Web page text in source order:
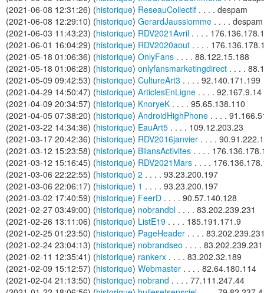
(2021-06-08 12:31:26) (historique) ReseauCollectif . . . . despam
(2021-06-08 12:29:10) (historique) GerardJaussiomme . . . . despam
(2021-06-03 11:43:23) (historique) RDV2021Avril . . . .
(2021-06-01 16:04:29) (historique) RDV2020aout . . . .
(2021-05-18 01:06:36) (historique) OnlyFans . . . . 88.122.15.188
(2021-05-18 01:06:28) (historique) onlyfansmarketingdirect . . . .
(2021-05-09 09:42:53) (historique) CultureArt3 . . . . 92.140.171.199
(2021-04-29 14:50:47) (historique) ArticlesEnLigne . . . . 92.167.9.14
(2021-04-09 20:34:57) (historique) KnoryeK . . . . 95.65.138.110
(2021-04-05 07:38:20) (historique) AndroidHighPhone . . . .
(2021-03-22 14:34:36) (historique) EauArt5 . . . . 109.12.203.23
(2021-03-17 20:42:36) (historique) RDV2016janvier . . . .
(2021-03-12 15:23:58) (historique) BilansActivites . . . .
(2021-03-12 15:16:45) (historique) RDV2021Mars . . . .
(2021-03-06 22:22:55) (historique) 2 . . . . 93.23.200.197
(2021-03-06 22:06:17) (historique) 1 . . . . 93.23.200.197
(2021-03-02 17:40:59) (historique) FeerD . . . . 90.57.140.128
(2021-02-27 03:49:00) (historique) nobrandbl . . . . 83.202.239.231
(2021-02-26 13:11:06) (historique) ListE19 . . . . 185.191.171.9
(2021-02-25 01:23:50) (historique) PageHeader . . . .
(2021-02-24 23:04:13) (historique) nobrandseo . . . . 83.202.239.231
(2021-02-11 12:35:41) (historique) rankerx . . . . 83.202.32.189
(2021-02-09 15:12:57) (historique) Webmaster . . . . 82.64.180.114
(2021-02-04 21:13:50) (historique) nobrand . . . . 77.111.247.44